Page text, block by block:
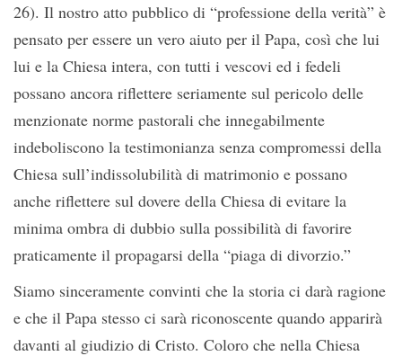
26). Il nostro atto pubblico di “professione della verità” è
pensato per essere un vero aiuto per il Papa, così che lui
lui e la Chiesa intera, con tutti i vescovi ed i fedeli
possano ancora riflettere seriamente sul pericolo delle
menzionate norme pastorali che innegabilmente
indeboliscono la testimonianza senza compromessi della
Chiesa sull’indissolubilità di matrimonio e possano
anche riflettere sul dovere della Chiesa di evitare la
minima ombra di dubbio sulla possibilità di favorire
praticamente il propagarsi della “piaga di divorzio.”
Siamo sinceramente convinti che la storia ci darà ragione
e che il Papa stesso ci sarà riconoscente quando apparirà
davanti al giudizio di Cristo. Coloro che nella Chiesa